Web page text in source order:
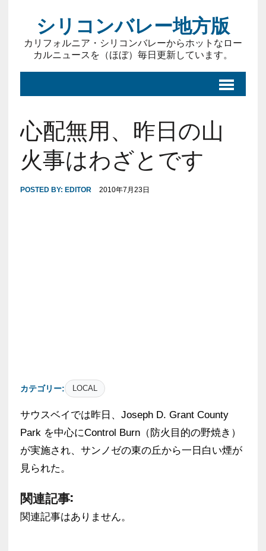
シリコンバレー地方版
カリフォルニア・シリコンバレーからホットなロー
カルニュースを（ほぼ）毎日更新しています。
心配無用、昨日の山
火事はわざとです
POSTED BY: EDITOR 2010年7月23日
カテゴリー: LOCAL
サウスベイでは昨日、Joseph D. Grant County
Park を中心にControl Burn（防火目的の野焼き）
が実施され、サンノゼの東の丘から一日白い煙が
見られた。
関連記事:
関連記事はありません。